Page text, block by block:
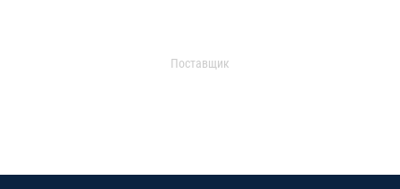
Поставщик